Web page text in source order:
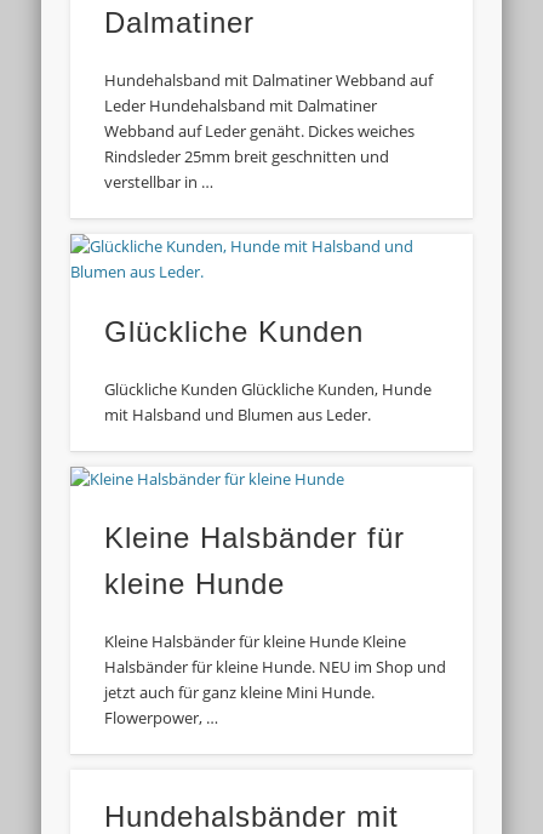
Dalmatiner
Hundehalsband mit Dalmatiner Webband auf
Leder Hundehalsband mit Dalmatiner
Webband auf Leder genäht. Dickes weiches
Rindsleder 25mm breit geschnitten und
verstellbar in …
Glückliche Kunden
Glückliche Kunden Glückliche Kunden, Hunde
mit Halsband und Blumen aus Leder.
Kleine Halsbänder für
kleine Hunde
Kleine Halsbänder für kleine Hunde Kleine
Halsbänder für kleine Hunde. NEU im Shop und
jetzt auch für ganz kleine Mini Hunde.
Flowerpower, …
Hundehalsbänder mit